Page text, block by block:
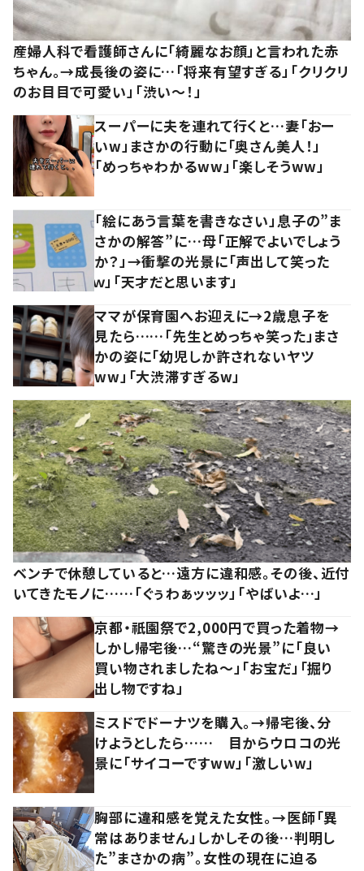
産婦人科で看護師さんに「綺麗なお顔」と言われた赤
ちゃん。→成長後の姿に…「将来有望すぎる」「クリクリ
のお目目で可愛い」「渋い～！」
スーパーに夫を連れて行くと…妻「おー
いw」まさかの行動に「奥さん美人！」
「めっちゃわかるww」「楽しそうww」
「絵にあう言葉を書きなさい」息子の”ま
さかの解答”に…母「正解でよいでしょう
か？」→衝撃の光景に「声出して笑った
ｗ」「天才だと思います」
ママが保育園へお迎えに→2歳息子を
見たら……「先生とめっちゃ笑った」まさ
かの姿に「幼児しか許されないヤツ
ww」「大渋滞すぎるw」
ベンチで休憩していると…遠方に違和感。その後、近付
いてきたモノに……「ぐぅわぁッッッ」「やばいよ…」
京都・祇園祭で2,000円で買った着物→
しかし帰宅後…“驚きの光景”に「良い
買い物されましたね～」「お宝だ」「掘り
出し物ですね」
ミスドでドーナツを購入。→帰宅後、分
けようとしたら…… 目からウロコの光
景に「サイコーですww」「激しいw」
胸部に違和感を覚えた女性。→医師「異
常はありません」しかしその後…判明し
た”まさかの病”。女性の現在に迫る